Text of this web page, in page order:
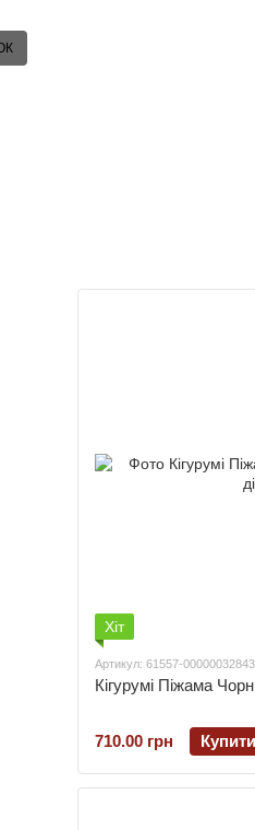
Хіт
Артикул: 61557-00000032843
Кігурумі Піжама
710.00 грн Купити